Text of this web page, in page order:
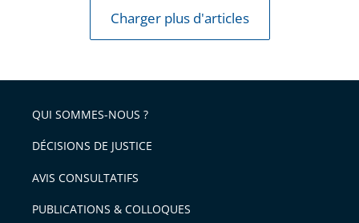
Charger plus d'articles
QUI SOMMES-NOUS ?
DÉCISIONS DE JUSTICE
AVIS CONSULTATIFS
PUBLICATIONS & COLLOQUES